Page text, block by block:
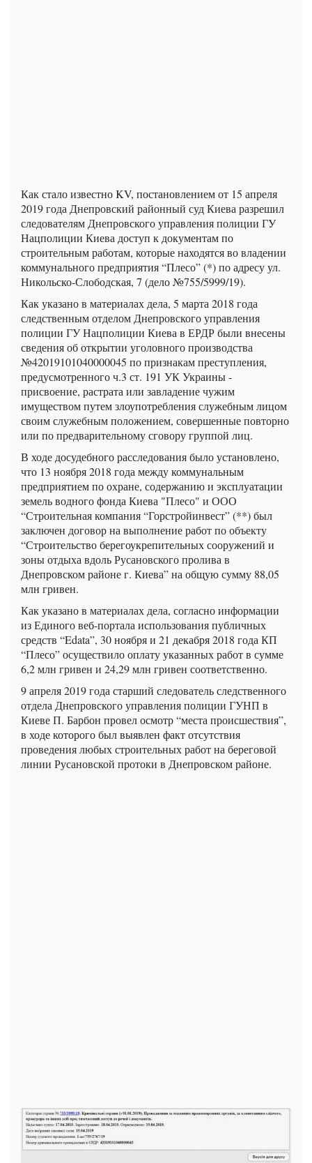
Как стало известно KV, постановлением от 15 апреля
2019 года Днепровский районный суд Киева разрешил
следователям Днепровского управления полиции ГУ
Нацполиции Киева доступ к документам по
строительным работам, которые находятся во владении
коммунального предприятия “Плесо” (*) по адресу ул.
Никольско-Слободская, 7 (дело №755/5999/19).
Как указано в материалах дела, 5 марта 2018 года
следственным отделом Днепровского управления
полиции ГУ Нацполиции Киева в ЕРДР были внесены
сведения об открытии уголовного производства
№42019101040000045 по признакам преступления,
предусмотренного ч.3 ст. 191 УК Украины -
присвоение, растрата или завладение чужим
имуществом путем злоупотребления служебным лицом
своим служебным положением, совершенные повторно
или по предварительному сговору группой лиц.
В ходе досудебного расследования было установлено,
что 13 ноября 2018 года между коммунальным
предприятием по охране, содержанию и эксплуатации
земель водного фонда Киева "Плесо" и ООО
“Строительная компания “Горстройинвест” (**) был
заключен договор на выполнение работ по объекту
“Строительство берегоукрепительных сооружений и
зоны отдыха вдоль Русановского пролива в
Днепровском районе г. Киева” на общую сумму 88,05
млн гривен.
Как указано в материалах дела, согласно информации
из Единого веб-портала использования публичных
средств “Edata”, 30 ноября и 21 декабря 2018 года КП
“Плесо” осуществило оплату указанных работ в сумме
6,2 млн гривен и 24,29 млн гривен соответственно.
9 апреля 2019 года старший следователь следственного
отдела Днепровского управления полиции ГУНП в
Киеве П. Барбон провел осмотр “места происшествия”,
в ходе которого был выявлен факт отсутствия
проведения любых строительных работ на береговой
линии Русановской протоки в Днепровском районе.